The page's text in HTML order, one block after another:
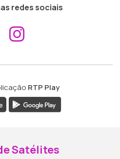
redes sociais
Aceder ao
RTP Play
Satélites